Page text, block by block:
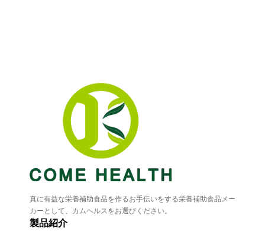
真に有益な栄養補助食品を作るお手伝いをする栄養補助食品メー
カーとして、カムヘルスをお選びください。
製品紹介